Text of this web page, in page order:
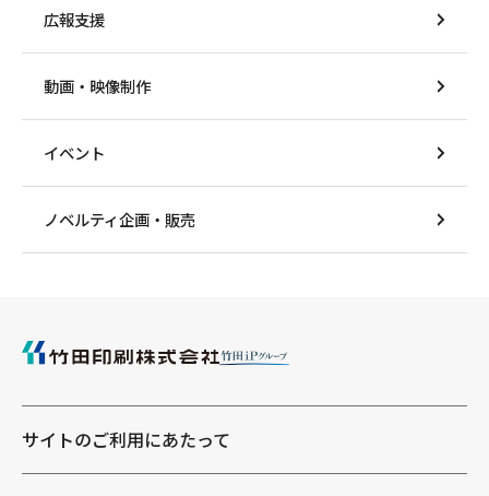
広報支援
動画・映像制作
イベント
ノベルティ企画・販売
サイトのご利用にあたって